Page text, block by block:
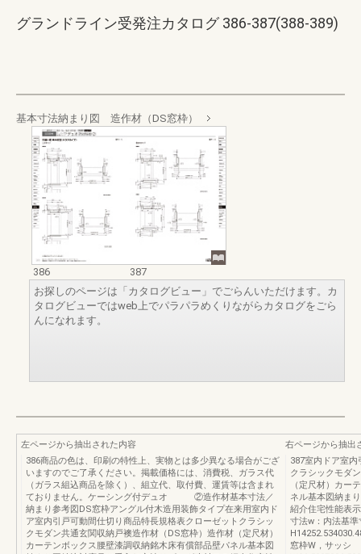
グランドライン受発注カタログ 386-387(388-389)
基本寸法納まり図 造作材（DS窓枠）
386
387
お探しのページは「カタログビュー」でごらんいただけます。カ
タログビューではweb上でパラパラめくりながらカタログをごら
んになれます。
左ページから抽出された内容
386商品の色は、印刷の特性上、実物とは多少異なる場合がござ
いますのでご了承ください。掲載価格には、消費税、ガラス代
（ガラス組込商品を除く）、組立代、取付費、運賃等は含まれ
ておりません。ケーシング付デュオ ②造作材基本寸法／
納まり参考図DS窓枠アングル付木造用装飾タイプ在来用室内ド
ア室内引戸可動間仕切り商品特長規格表クローゼットクラシッ
クモダン共通玄関収納戸襖造作材（DS窓枠）造作材（定尺材）
カーテンボックス腰壁漆調収納銘木床有償部品壁パネル基本図
右ページから抽出
387室内ドア室
クラシックモダ
（定尺材）カー
ネル基本図納ま
紹介住宅性能表
寸法w：内法基準
窓枠W，サッシ